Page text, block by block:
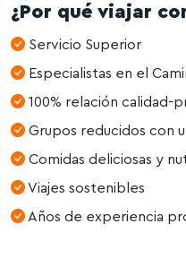
¿Por qué viajar
Servicio Superior
Especialistas en el
100% relación calidad-
Grupos reducidos con
Comidas deliciosas y
Viajes sostenibles
Años de experiencia